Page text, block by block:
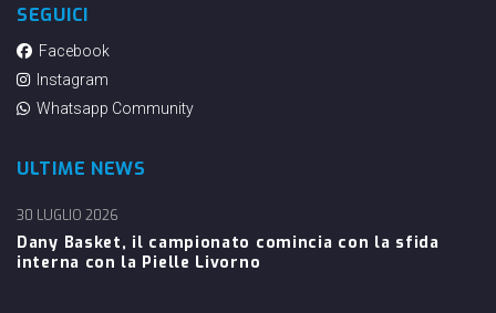
SEGUICI
Facebook
Instagram
Whatsapp Community
ULTIME NEWS
Dany Basket, il campionato comincia con la sfida
interna con la Pielle Livorno
30 LUGLIO 2026